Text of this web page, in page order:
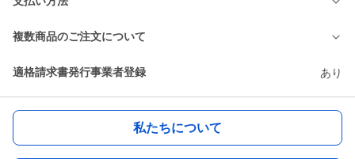
複数商品のご注文について
適格請求書発行事業者登録 あり
私たちについて